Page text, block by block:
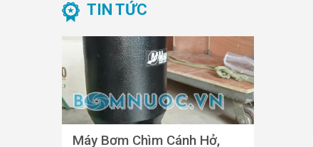
TIN TỨC
Máy Bơm Chìm Cánh Hở,